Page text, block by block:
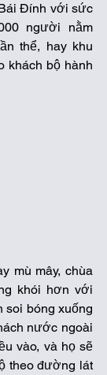
Đính với sức
người nằm
thể, hay khu
khách bộ hành
mù mây, chùa
khói hơn với
soi bóng xuống
nước ngoài
vào, và họ sẽ
theo đường lát